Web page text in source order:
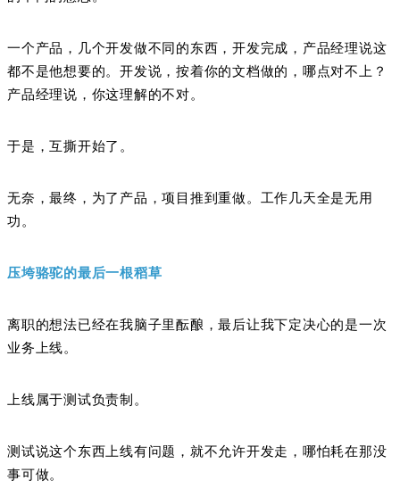
一个产品，几个开发做不同的东西，开发完成，产品经理说这
都不是他想要的。开发说，按着你的文档做的，哪点对不上？
产品经理说，你这理解的不对。
于是，互撕开始了。
无奈，最终，为了产品，项目推到重做。工作几天全是无用
功。
压垮骆驼的最后一根稻草
离职的想法已经在我脑子里酝酿，最后让我下定决心的是一次
业务上线。
上线属于测试负责制。
测试说这个东西上线有问题，就不允许开发走，哪怕耗在那没
事可做。